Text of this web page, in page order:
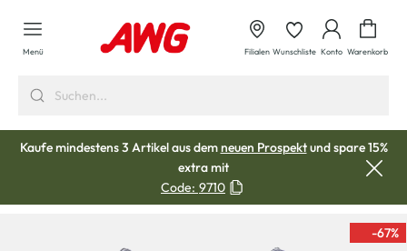
springen
Menü Filialen Wunschliste Konto Warenkorb
Kaufe mindestens 3 Artikel aus demneuen Prospektund spare 15%
extra mit
Code: 9710
-67%